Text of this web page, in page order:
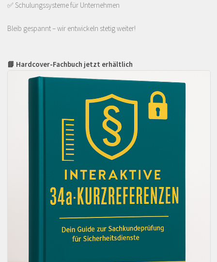
✅ Schulungssysteme für Unternehmen
Bleib gespannt – wir entwickeln stetig weiter!
📘 Hardcover-Fachbuch jetzt erhältlich